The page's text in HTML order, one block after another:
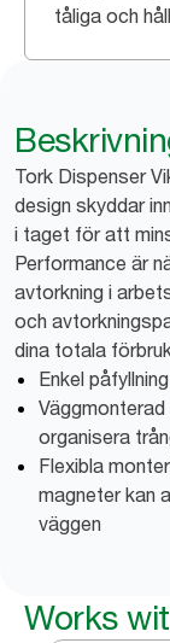
tåliga och
Tork Dispenser
design skyddar
i taget för att
Performance är
avtorkning i
och
dina totala
Enkel
organisera
Flexibla
magneter kan
väggen
Works